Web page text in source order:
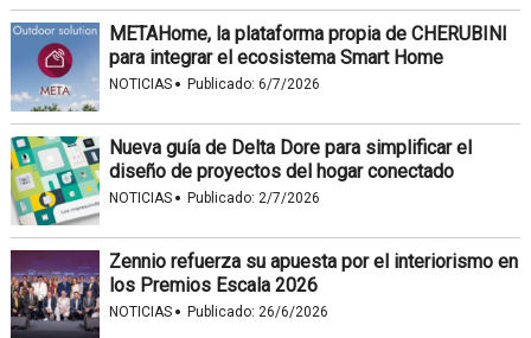
METAHome, la plataforma propia de CHERUBINI
para integrar el ecosistema Smart Home
NOTICIAS · Publicado: 6/7/2026
Nueva guía de Delta Dore para simplificar el
diseño de proyectos del hogar conectado
NOTICIAS · Publicado: 2/7/2026
Zennio refuerza su apuesta por el interiorismo en
los Premios Escala 2026
NOTICIAS · Publicado: 26/6/2026